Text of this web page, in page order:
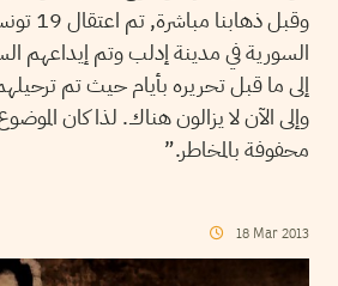
وقبل
السورية في مدينة إدلب وتم إيداعهم
إلى ما قبل تحريره بأيام حيث تم
وإلى الآن لا يزالون هناك. لذا كان
محفوفة بالمخاطر.”
18 Mar 2013